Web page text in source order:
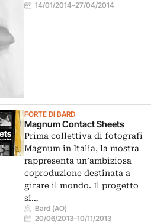
14/01/2014–27/04/2014
FORTE DI BARD
Magnum Contact Sheets
Prima collettiva di fotografi
Magnum in Italia, la mostra
rappresenta un’ambiziosa
coproduzione destinata a
girare il mondo. Il progetto
si…
Bard (AO)
20/06/2013–10/11/2013